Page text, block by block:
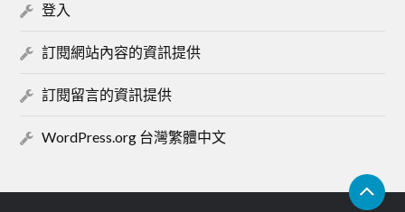
登入
訂閱網站內容的資訊提供
訂閱留言的資訊提供
WordPress.org 台灣繁體中文